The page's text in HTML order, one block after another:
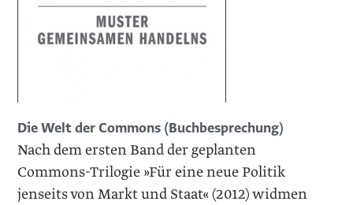
Die Welt der Commons (Buchbesprechung)
Nach dem ersten Band der geplanten
Commons-Trilogie »Für eine neue Politik
jenseits von Markt und Staat« (2012) widmen